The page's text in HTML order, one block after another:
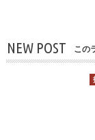
NEW POST この